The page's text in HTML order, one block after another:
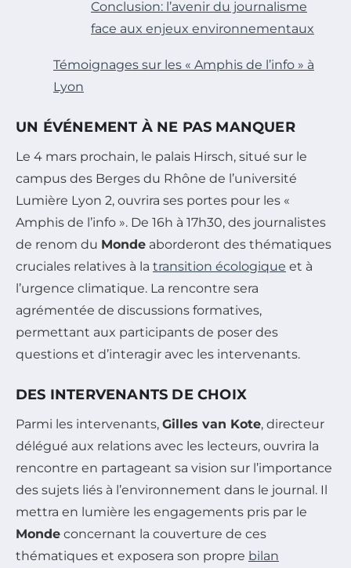
Conclusion: l’avenir du journalisme
face aux enjeux environnementaux
Témoignages sur les « Amphis de l’info » à
Lyon
UN ÉVÉNEMENT À NE PAS MANQUER
Le 4 mars prochain, le palais Hirsch, situé sur le
campus des Berges du Rhône de l’université
Lumière Lyon 2, ouvrira ses portes pour les «
Amphis de l’info ». De 16h à 17h30, des journalistes
de renom du Monde aborderont des thématiques
cruciales relatives à la transition écologique et à
l’urgence climatique. La rencontre sera
agrémentée de discussions formatives,
permettant aux participants de poser des
questions et d’interagir avec les intervenants.
DES INTERVENANTS DE CHOIX
Parmi les intervenants, Gilles van Kote, directeur
délégué aux relations avec les lecteurs, ouvrira la
rencontre en partageant sa vision sur l’importance
des sujets liés à l’environnement dans le journal. Il
mettra en lumière les engagements pris par le
Monde concernant la couverture de ces
thématiques et exposera son propre bilan